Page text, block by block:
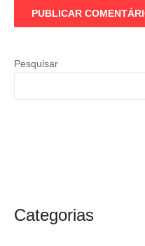
Pesquisar
argentino
Categorias